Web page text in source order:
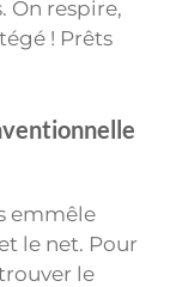
On respire,
! Prêts
emmêle
le net. Pour
le